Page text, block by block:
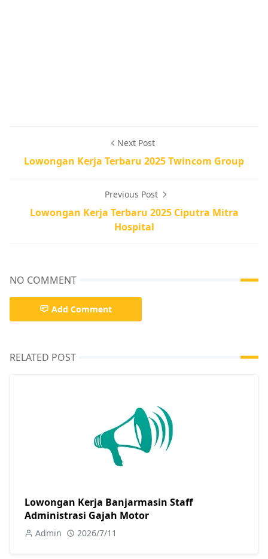
Next Post
Lowongan Kerja Terbaru 2025 Twincom Group
Previous Post
Lowongan Kerja Terbaru 2025 Ciputra Mitra
Hospital
NO COMMENT
Add Comment
RELATED POST
Lowongan Kerja Banjarmasin Staff
Administrasi Gajah Motor
Admin 2026/7/11